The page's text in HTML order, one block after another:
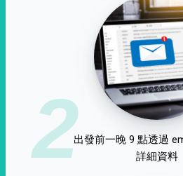
2出發前一晚 9 點透過
詳細資料